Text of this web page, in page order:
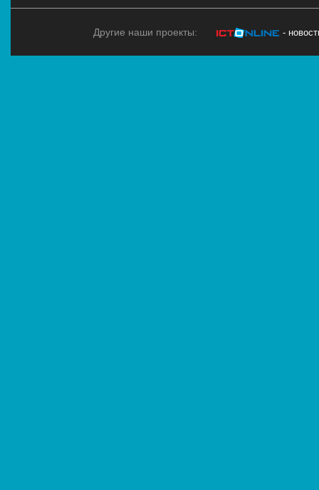
Другие наши проекты: -